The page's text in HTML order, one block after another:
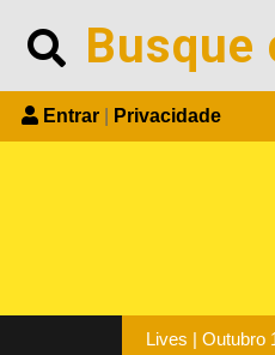
Entrar Privacidade
Lives | Outubro